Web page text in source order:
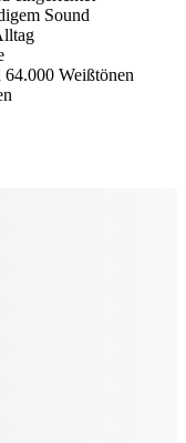
Sound
Weißtönen